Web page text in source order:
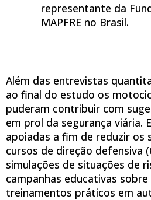
representante da
MAPFRE no Brasil.
Além das entrevistas
ao final do estudo os
puderam contribuir com
em prol da segurança viária.
apoiadas a fim de reduzir os
cursos de direção defensiva
simulações de situações de
campanhas educativas
treinamentos práticos em